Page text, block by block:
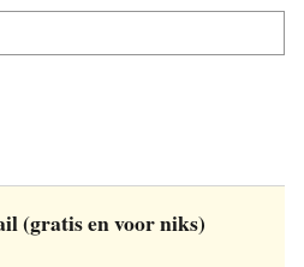
(gratis en voor niks)